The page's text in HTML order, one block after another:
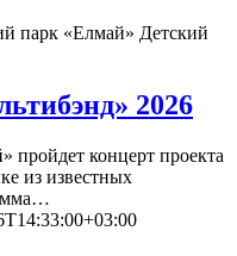
парк «Елмай» Детский
2026
пройдет концерт проекта
из известных